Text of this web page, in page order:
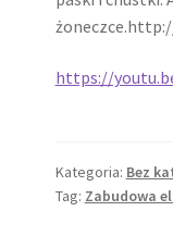
https://
Kategoria: Bez
Tag: Zabudowa